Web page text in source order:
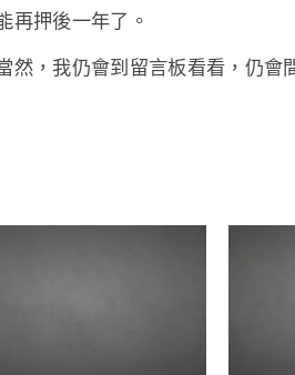
再押後一年了。
，我仍會到留言板看看，仍會